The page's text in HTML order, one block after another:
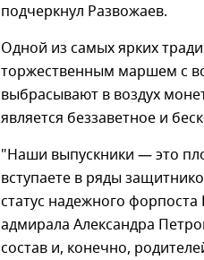
подчеркнул Развожаев.
Одной из самых ярких
торжественным маршем с
выбрасывают в воздух
является беззаветное и
"Наши выпускники — это
вступаете в ряды
статус надежного
адмирала Александра
состав и, конечно,